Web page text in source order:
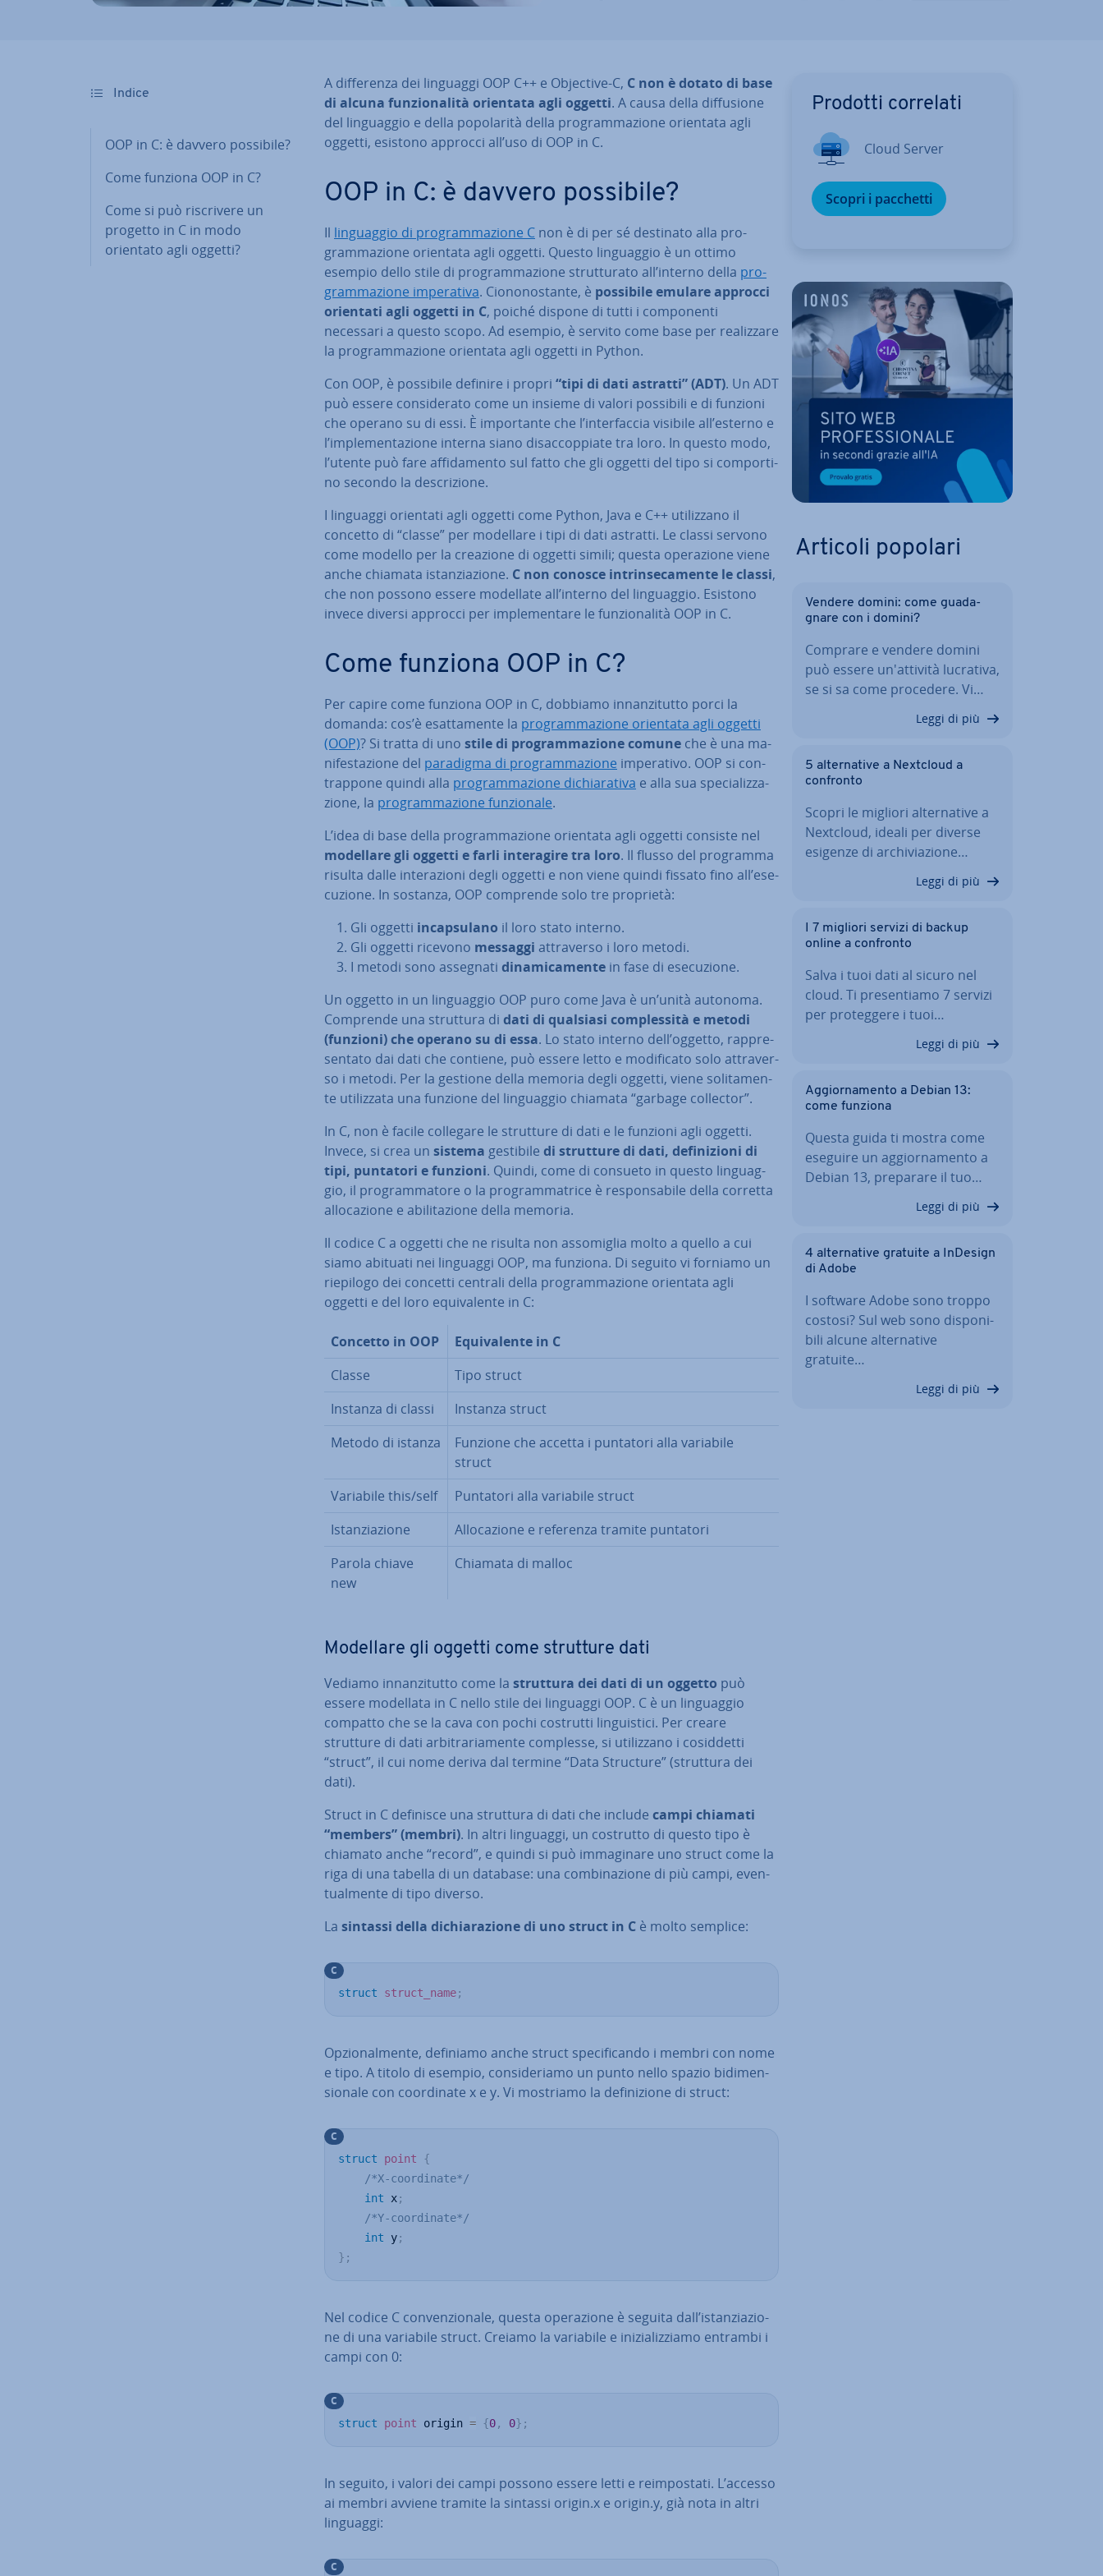
Indice
OOP in C: è davvero possibile?
Come funziona OOP in C?
Come si può ri­scri­ve­re un
progetto in C in modo
orientato agli oggetti?
A dif­fe­ren­za dei linguaggi OOP C++ e Objective-C, C non è dotato di base
di alcuna fun­zio­na­li­tà orientata agli oggetti. A causa della dif­fu­sio­ne
del lin­guag­gio e della po­po­la­ri­tà della pro­gram­ma­zio­ne orientata agli
oggetti, esistono approcci all’uso di OOP in C.
OOP in C: è davvero possibile?
Il lin­guag­gio di pro­gram­ma­zio­ne C non è di per sé destinato alla pro­
gram­ma­zio­ne orientata agli oggetti. Questo lin­guag­gio è un ottimo
esempio dello stile di pro­gram­ma­zio­ne strut­tu­ra­to all’interno della pro­
gram­ma­zio­ne im­pe­ra­ti­va. Cio­no­no­stan­te, è possibile emulare approcci
orientati agli oggetti in C, poiché dispone di tutti i com­po­nen­ti
necessari a questo scopo. Ad esempio, è servito come base per rea­liz­za­re
la pro­gram­ma­zio­ne orientata agli oggetti in Python.
Con OOP, è possibile definire i propri “tipi di dati astratti” (ADT). Un ADT
può essere con­si­de­ra­to come un insieme di valori possibili e di funzioni
che operano su di essi. È im­por­tan­te che l’in­ter­fac­cia visibile all’esterno e
l’im­ple­men­ta­zio­ne interna siano di­sac­cop­pia­te tra loro. In questo modo,
l’utente può fare af­fi­da­men­to sul fatto che gli oggetti del tipo si com­por­ti­
no secondo la de­scri­zio­ne.
I linguaggi orientati agli oggetti come Python, Java e C++ uti­liz­za­no il
concetto di “classe” per modellare i tipi di dati astratti. Le classi servono
come modello per la creazione di oggetti simili; questa ope­ra­zio­ne viene
anche chiamata istan­zia­zio­ne. C non conosce in­trin­se­ca­men­te le classi,
che non possono essere modellate all’interno del lin­guag­gio. Esistono
invece diversi approcci per im­ple­men­ta­re le fun­zio­na­li­tà OOP in C.
Come funziona OOP in C?
Per capire come funziona OOP in C, dobbiamo in­nan­zi­tut­to porci la
domanda: cos’è esat­ta­men­te la pro­gram­ma­zio­ne orientata agli oggetti
(OOP)? Si tratta di uno stile di pro­gram­ma­zio­ne comune che è una ma­
ni­fe­sta­zio­ne del paradigma di pro­gram­ma­zio­ne im­pe­ra­ti­vo. OOP si con­
trap­po­ne quindi alla pro­gram­ma­zio­ne di­chia­ra­ti­va e alla sua spe­cia­liz­za­
zio­ne, la pro­gram­ma­zio­ne fun­zio­na­le.
L’idea di base della pro­gram­ma­zio­ne orientata agli oggetti consiste nel
modellare gli oggetti e farli in­te­ra­gi­re tra loro. Il flusso del programma
risulta dalle in­te­ra­zio­ni degli oggetti e non viene quindi fissato fino all’ese­
cu­zio­ne. In sostanza, OOP comprende solo tre proprietà:
Gli oggetti in­cap­su­la­no il loro stato interno.
Gli oggetti ricevono messaggi at­tra­ver­so i loro metodi.
I metodi sono assegnati di­na­mi­ca­men­te in fase di ese­cu­zio­ne.
Un oggetto in un lin­guag­gio OOP puro come Java è un’unità autonoma.
Comprende una struttura di dati di qualsiasi com­ples­si­tà e metodi
(funzioni) che operano su di essa. Lo stato interno dell’oggetto, rap­pre­
sen­ta­to dai dati che contiene, può essere letto e mo­di­fi­ca­to solo at­tra­ver­
so i metodi. Per la gestione della memoria degli oggetti, viene so­li­ta­men­
te uti­liz­za­ta una funzione del lin­guag­gio chiamata “garbage collector”.
In C, non è facile collegare le strutture di dati e le funzioni agli oggetti.
Invece, si crea un sistema gestibile di strutture di dati, de­fi­ni­zio­ni di
tipi, puntatori e funzioni. Quindi, come di consueto in questo lin­guag­
gio, il pro­gram­ma­to­re o la pro­gram­ma­tri­ce è re­spon­sa­bi­le della corretta
al­lo­ca­zio­ne e abi­li­ta­zio­ne della memoria.
Il codice C a oggetti che ne risulta non as­so­mi­glia molto a quello a cui
siamo abituati nei linguaggi OOP, ma funziona. Di seguito vi forniamo un
riepilogo dei concetti centrali della pro­gram­ma­zio­ne orientata agli
oggetti e del loro equi­va­len­te in C:
Concetto in OOP
Equi­va­len­te in C
Classe
Tipo struct
Instanza di classi
Instanza struct
Metodo di istanza
Funzione che accetta i puntatori alla variabile
struct
Variabile this/self
Puntatori alla variabile struct
Istan­zia­zio­ne
Al­lo­ca­zio­ne e referenza tramite puntatori
Parola chiave
new
Chiamata di malloc
Modellare gli oggetti come strutture dati
Vediamo in­nan­zi­tut­to come la struttura dei dati di un oggetto può
essere modellata in C nello stile dei linguaggi OOP. C è un lin­guag­gio
compatto che se la cava con pochi costrutti lin­gui­sti­ci. Per creare
strutture di dati ar­bi­tra­ria­men­te complesse, si uti­liz­za­no i co­sid­det­ti
“struct”, il cui nome deriva dal termine “Data Structure” (struttura dei
dati).
Struct in C definisce una struttura di dati che include campi chiamati
“members” (membri). In altri linguaggi, un costrutto di questo tipo è
chiamato anche “record”, e quindi si può im­ma­gi­na­re uno struct come la
riga di una tabella di un database: una com­bi­na­zio­ne di più campi, even­
tual­men­te di tipo diverso.
La sintassi della di­chia­ra­zio­ne di uno struct in C è molto semplice:
struct struct_name;
C
Op­zio­nal­men­te, definiamo anche struct spe­ci­fi­can­do i membri con nome
e tipo. A titolo di esempio, con­si­de­ria­mo un punto nello spazio bi­di­men­
sio­na­le con coor­di­na­te x e y. Vi mostriamo la de­fi­ni­zio­ne di struct:
struct point
{
/*X-coordinate*/
int x;
/*Y-coordinate*/
int y;
} ;
C
Nel codice C con­ven­zio­na­le, questa ope­ra­zio­ne è seguita dall’istan­zia­zio­
ne di una variabile struct. Creiamo la variabile e ini­zia­liz­zia­mo entrambi i
campi con 0:
struct point origin = {0, 0} ;
C
In seguito, i valori dei campi possono essere letti e reim­po­sta­ti. L’accesso
ai membri avviene tramite la sintassi origin.x e origin.y, già nota in altri
linguaggi:
C
Prodotti correlati
Cloud Server
Scopri i pacchetti
Articoli popolari
Vendere domini: come gua­da­
gna­re con i domini?
Comprare e vendere domini
può essere un'at­ti­vi­tà lucrativa,
se si sa come procedere. Vi…
Leggi di più
5 al­ter­na­ti­ve a Nextcloud a
confronto
Scopri le migliori al­ter­na­ti­ve a
Nextcloud, ideali per diverse
esigenze di ar­chi­via­zio­ne…
Leggi di più
I 7 migliori servizi di backup
online a confronto
Salva i tuoi dati al sicuro nel
cloud. Ti pre­sen­tia­mo 7 servizi
per pro­teg­ge­re i tuoi…
Leggi di più
Ag­gior­na­men­to a Debian 13:
come funziona
Questa guida ti mostra come
eseguire un ag­gior­na­men­to a
Debian 13, preparare il tuo…
Leggi di più
4 al­ter­na­ti­ve gratuite a InDesign
di Adobe
I software Adobe sono troppo
costosi? Sul web sono di­spo­ni­
bi­li alcune al­ter­na­ti­ve
gratuite…
Leggi di più